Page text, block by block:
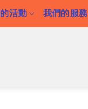
活動 我們的服務